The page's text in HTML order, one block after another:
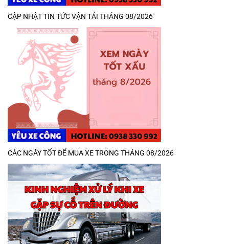
CẬP NHẬT TIN TỨC VẬN TẢI THÁNG 08/2026
CÁC NGÀY TỐT ĐỂ MUA XE TRONG THÁNG 08/2026